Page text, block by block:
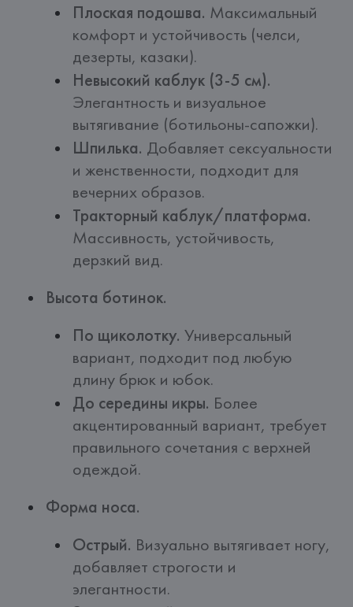
Плоская подошва. Максимальный
комфорт и устойчивость (челси,
дезерты, казаки).
Невысокий каблук (3-5 см).
Элегантность и визуальное
вытягивание (ботильоны-сапожки).
Шпилька. Добавляет сексуальности
и женственности, подходит для
вечерних образов.
Тракторный каблук/платформа.
Массивность, устойчивость,
дерзкий вид.
Высота ботинок.
По щиколотку. Универсальный
вариант, подходит под любую
длину брюк и юбок.
До середины икры. Более
акцентированный вариант, требует
правильного сочетания с верхней
одеждой.
Форма носа.
Острый. Визуально вытягивает ногу,
добавляет строгости и
элегантности.